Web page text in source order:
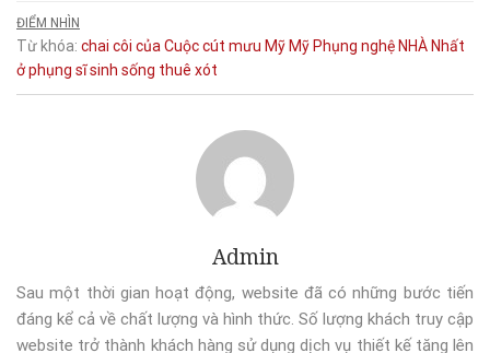
ĐIỂM NHÌN
Từ khóa: chai côi củaCuộccút mưu Mỹ Mỹ Phụng nghệ NHÀ Nhất
ởphụng sĩsinh sống thuê xót
Admin
Sau một thời gian hoạt động, website đã có những bước tiến
đáng kể cả về chất lượng và hình thức. Số lượng khách truy cập
website trở thành khách hàng sử dụng dịch vụ thiết kế tăng lên